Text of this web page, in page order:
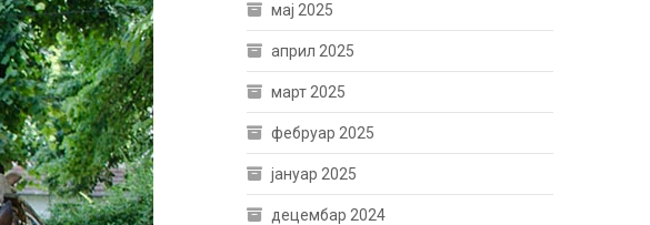
мај 2025
април 2025
март 2025
фебруар 2025
јануар 2025
децембар 2024